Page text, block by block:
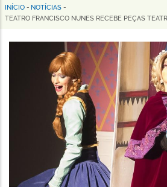
Horizonte
Trilha
navegação
INÍCIO - NOTÍCIAS -
TEATRO FRANCISCO NUNES RECEBE PEÇAS